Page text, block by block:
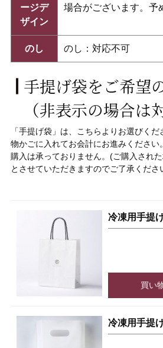
ージデ
ザイン
場合がございます。予
のし のし：対応不可
手提げ袋をご希望
（非表示の場合は
「手提げ袋」 は、こちらよりお選びくだ
物かごに入れてお会計にお進みください
購入は承っておりません。(ご購入され
とさせていただきますのでご了承くださ
冷凍用手提
買い
冷凍用手提